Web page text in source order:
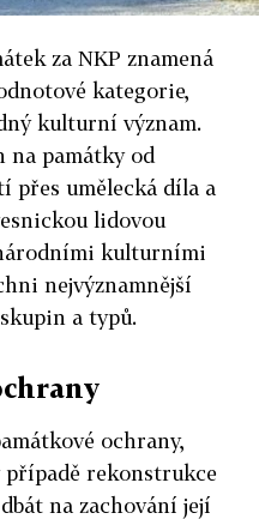
za NKP znamená
kategorie,
kulturní význam.
na památky od
přes umělecká díla a
lidovou
kulturními
nejvýznamnější
a typů.
ochrany,
případě rekonstrukce
na zachování její